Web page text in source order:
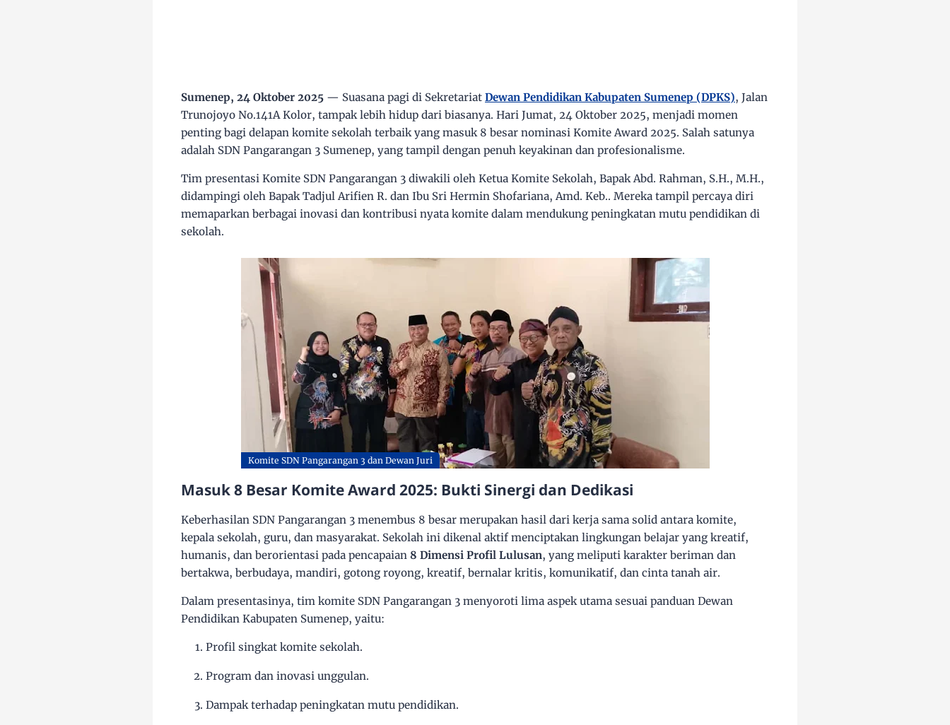
Sumenep, 24 Oktober 2025 — Suasana pagi di Sekretariat Dewan Pendidikan Kabupaten Sumenep (DPKS), Jalan
Trunojoyo No.141A Kolor, tampak lebih hidup dari biasanya. Hari Jumat, 24 Oktober 2025, menjadi momen
penting bagi delapan komite sekolah terbaik yang masuk 8 besar nominasi Komite Award 2025. Salah satunya
adalah SDN Pangarangan 3 Sumenep, yang tampil dengan penuh keyakinan dan profesionalisme.
Tim presentasi Komite SDN Pangarangan 3 diwakili oleh Ketua Komite Sekolah, Bapak Abd. Rahman, S.H., M.H.,
didampingi oleh Bapak Tadjul Arifien R. dan Ibu Sri Hermin Shofariana, Amd. Keb.. Mereka tampil percaya diri
memaparkan berbagai inovasi dan kontribusi nyata komite dalam mendukung peningkatan mutu pendidikan di
sekolah.
Komite SDN Pangarangan 3 dan Dewan Juri
Masuk 8 Besar Komite Award 2025: Bukti Sinergi dan Dedikasi
Keberhasilan SDN Pangarangan 3 menembus 8 besar merupakan hasil dari kerja sama solid antara komite,
kepala sekolah, guru, dan masyarakat. Sekolah ini dikenal aktif menciptakan lingkungan belajar yang kreatif,
humanis, dan berorientasi pada pencapaian 8 Dimensi Profil Lulusan, yang meliputi karakter beriman dan
bertakwa, berbudaya, mandiri, gotong royong, kreatif, bernalar kritis, komunikatif, dan cinta tanah air.
Dalam presentasinya, tim komite SDN Pangarangan 3 menyoroti lima aspek utama sesuai panduan Dewan
Pendidikan Kabupaten Sumenep, yaitu:
Profil singkat komite sekolah.
Program dan inovasi unggulan.
Dampak terhadap peningkatan mutu pendidikan.